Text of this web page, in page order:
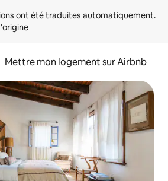
Mettre mon logement sur Airbnb